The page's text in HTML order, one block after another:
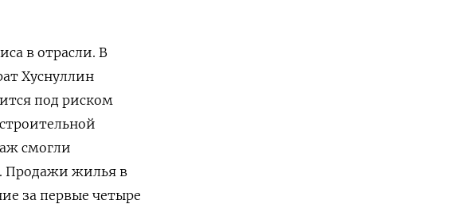
в отрасли. В
Хуснуллин
под риском
смогли
Продажи жилья в
за первые четыре